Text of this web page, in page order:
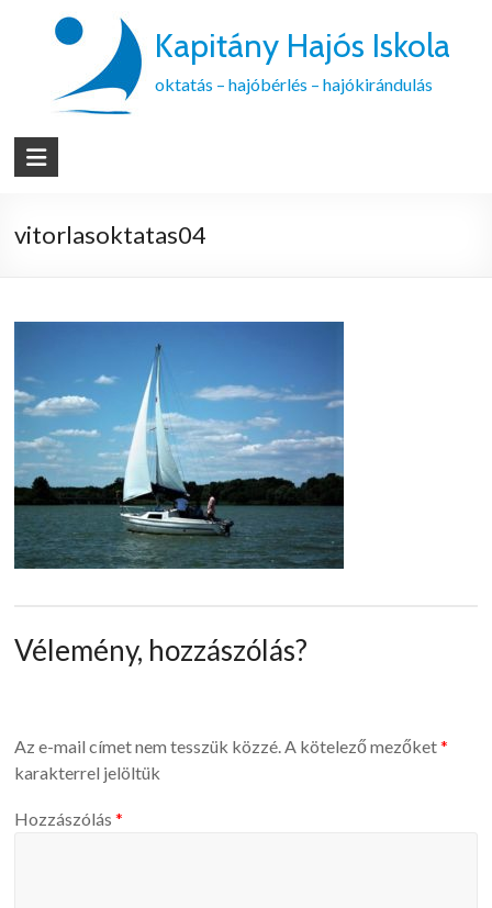
Kapitány Hajós Iskola
oktatás – hajóbérlés – hajókirándulás
vitorlasoktatas04
Vélemény, hozzászólás?
Az e-mail címet nem tesszük közzé.A kötelező mezőket*
karakterrel jelöltük
Hozzászólás*